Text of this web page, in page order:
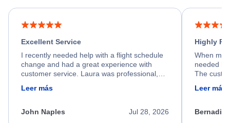
Excellent Service
I recently needed help with a flight schedule
change and had a great experience with
customer service. Laura was professional,
friendly, and very helpful throughout the
process. She quickly found a solution and
appreciate her excellent service.
Leer más
Jul 28, 2026
John Naples
Highly
When my
needed
The
calm,
Leer más